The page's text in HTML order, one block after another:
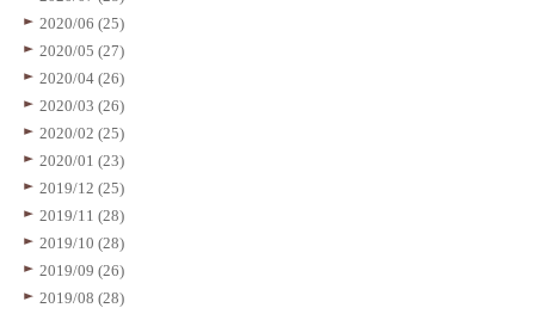
2020/06 (25)
2020/05 (27)
2020/04 (26)
2020/03 (26)
2020/02 (25)
2020/01 (23)
2019/12 (25)
2019/11 (28)
2019/10 (28)
2019/09 (26)
2019/08 (28)